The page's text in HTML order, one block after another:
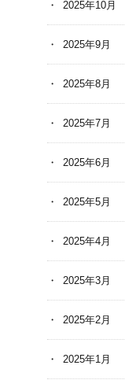
2025年10月
2025年9月
2025年8月
2025年7月
2025年6月
2025年5月
2025年4月
2025年3月
2025年2月
2025年1月